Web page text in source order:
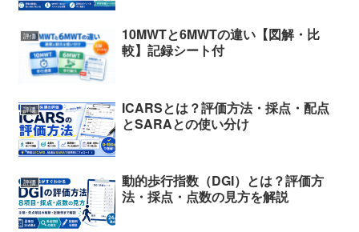
評価
10MWTと6MWTの違い【図解・比
較】記録シート付
評価
ICARSとは？評価方法・採点・配点
とSARAとの使い分け
評価
動的歩行指数（DGI）とは？評価方
法・採点・点数の見方を解説